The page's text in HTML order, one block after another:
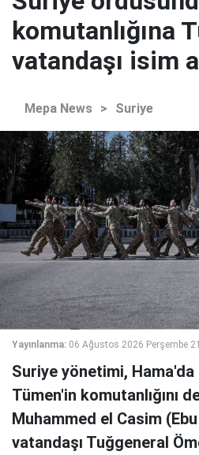
komutanlığına
vatandaşı isim
Mepa News > Suriye
Yayınlanma: 06 Ağustos 2026 Perşembe
Suriye yönetimi, Hama'da
Tümen'in komutanlığını
Muhammed el Casim
vatandaşı Tuğgeneral